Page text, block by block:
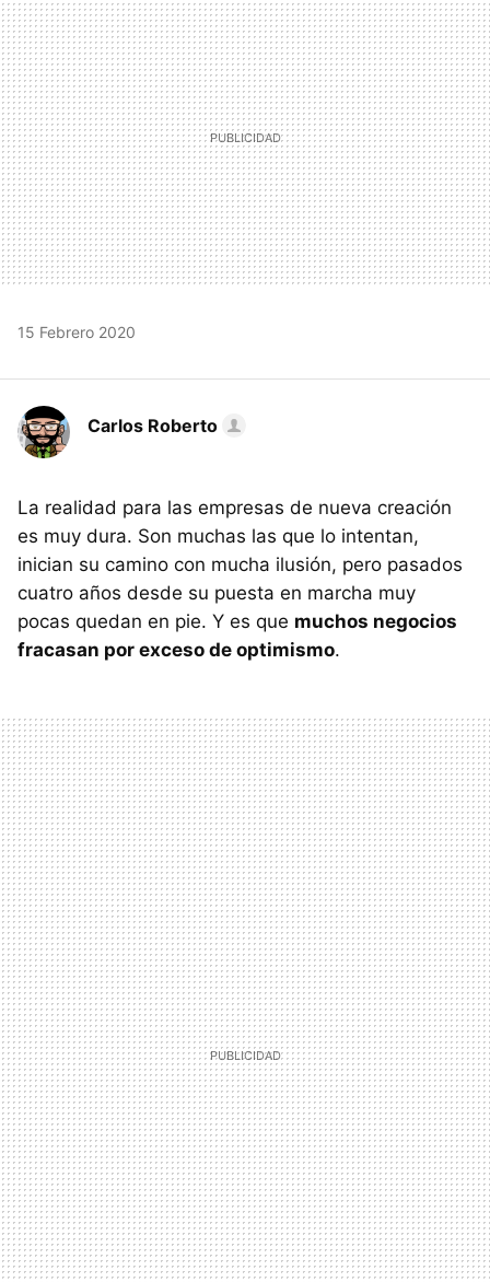
MAIL
15 Febrero 2020
Carlos Roberto
La realidad para las empresas de nueva creación
es muy dura. Son muchas las que lo intentan,
inician su camino con mucha ilusión, pero pasados
cuatro años desde su puesta en marcha muy
pocas quedan en pie. Y es que muchos negocios
fracasan por exceso de optimismo.